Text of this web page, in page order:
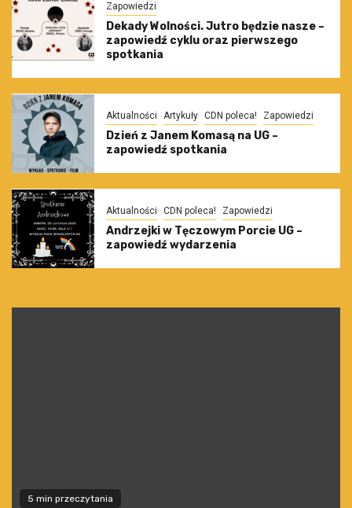
Zapowiedzi
Dekady Wolności. Jutro będzie nasze –
zapowiedź cyklu oraz pierwszego
spotkania
Aktualności Artykuły CDN poleca! Zapowiedzi
Dzień z Janem Komasą na UG –
zapowiedź spotkania
Aktualności CDN poleca! Zapowiedzi
Andrzejki w Tęczowym Porcie UG –
zapowiedź wydarzenia
5 min przeczytania